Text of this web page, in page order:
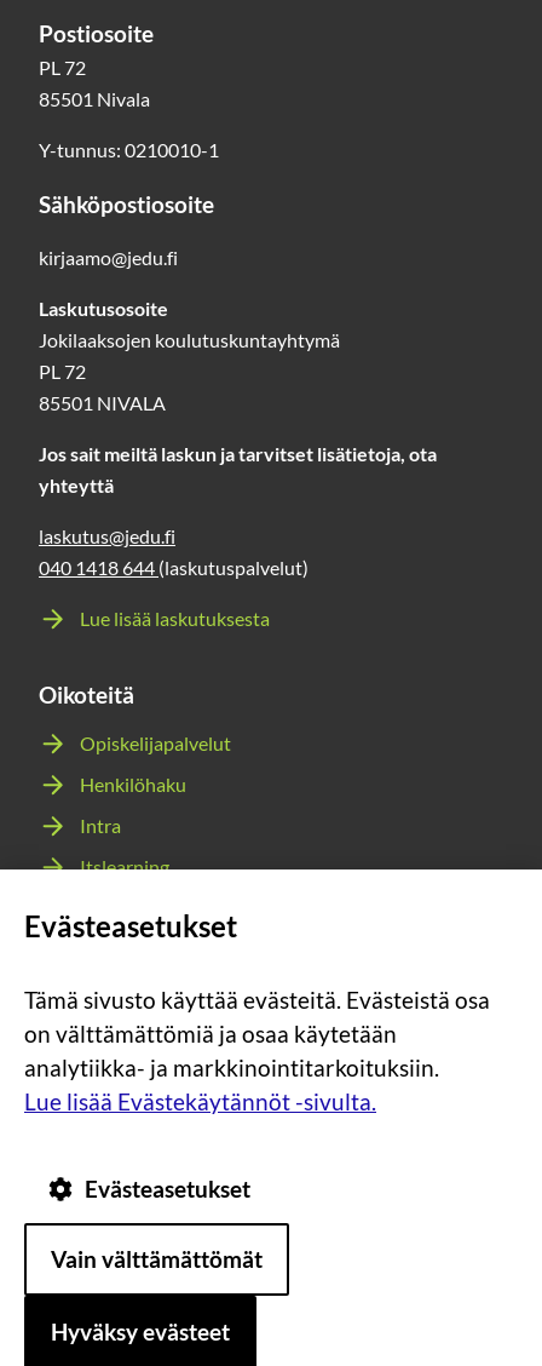
Postiosoite
PL 72
85501 Nivala
Y-tunnus: 0210010-1
Sähköpostiosoite
kirjaamo@jedu.fi
Laskutusosoite
Jokilaaksojen koulutuskuntayhtymä
PL 72
85501 NIVALA
Jos sait meiltä laskun ja tarvitset lisätietoja, ota
yhteyttä
laskutus@jedu.fi
040 1418 644 (laskutuspalvelut)
Lue lisää laskutuksesta
Oikoteitä
Opiskelijapalvelut
Henkilöhaku
Intra
Itslearning
Sosiaalinen
media:
instagram
Sosiaalinen
media:
facebook
Sosiaalinen
media:
youtube
Sosiaalinen
media:
snapchat
Tietosuoja
Evästeasetukset
Tämä sivusto käyttää evästeitä. Evästeistä osa
on välttämättömiä ja osaa käytetään
analytiikka- ja markkinointitarkoituksiin.
Lue lisää Evästekäytännöt -sivulta.
Evästeasetukset
Vain välttämättömät
Hyväksy evästeet